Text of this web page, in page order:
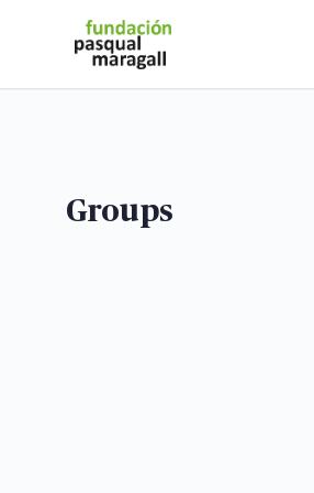
contenido
Groups